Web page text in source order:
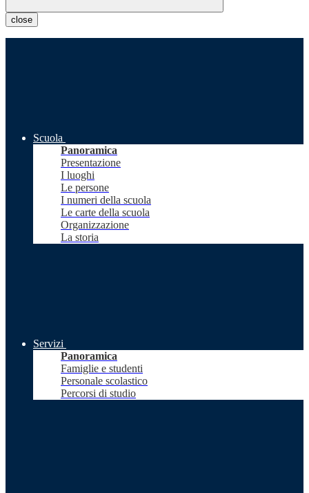
close
Scuola
Panoramica
Presentazione
I luoghi
Le persone
I numeri della scuola
Le carte della scuola
Organizzazione
La storia
Servizi
Panoramica
Famiglie e studenti
Personale scolastico
Percorsi di studio